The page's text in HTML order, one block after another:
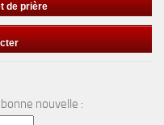
de prière
nouvelle :